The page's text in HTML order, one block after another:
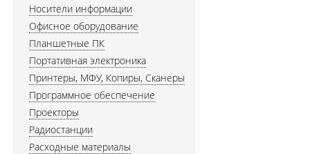
Носители информации
Офисное оборудование
Планшетные ПК
Портативная электроника
Принтеры, МФУ, Копиры, Сканеры
Программное обеспечение
Проекторы
Радиостанции
Расходные материалы